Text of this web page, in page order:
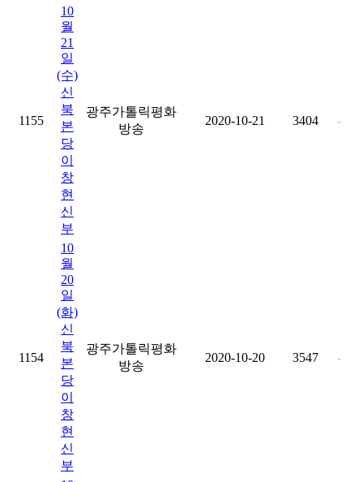
1155
10
월
21
일
(수)
신
북
본
당
이
창
현
신
부
광주가톨릭평화
방송
2020-10-21 3404 -
1154
10
월
20
일
(화)
신
북
본
당
이
창
현
신
부
광주가톨릭평화
방송
2020-10-20 3547 -